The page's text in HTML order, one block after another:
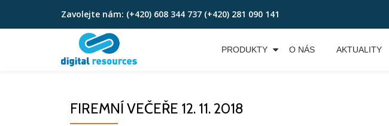
Skip
Zavolejte nám: (+420) 608 344 737 (+420) 281 090 141
PRODUKTY O NÁS AKTUALITY
FIREMNÍ VEČEŘE 12. 11. 2018